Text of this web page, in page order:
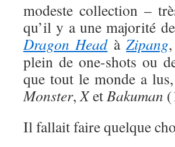
modeste collection –
qu’il y a une majorité
Dragon HeadàZipang
plein de one-shots ou
que tout le monde a
Monster,XetBakuman
Il fallait faire quelque